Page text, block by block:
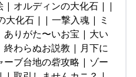
| オルディンの大化石 | |
大化石 | | 一撃入魂 | ミ
りがた〜いお宝 | 大い
わらぬお説教 | 月下に
ブ台地の砦攻略 | ゾー